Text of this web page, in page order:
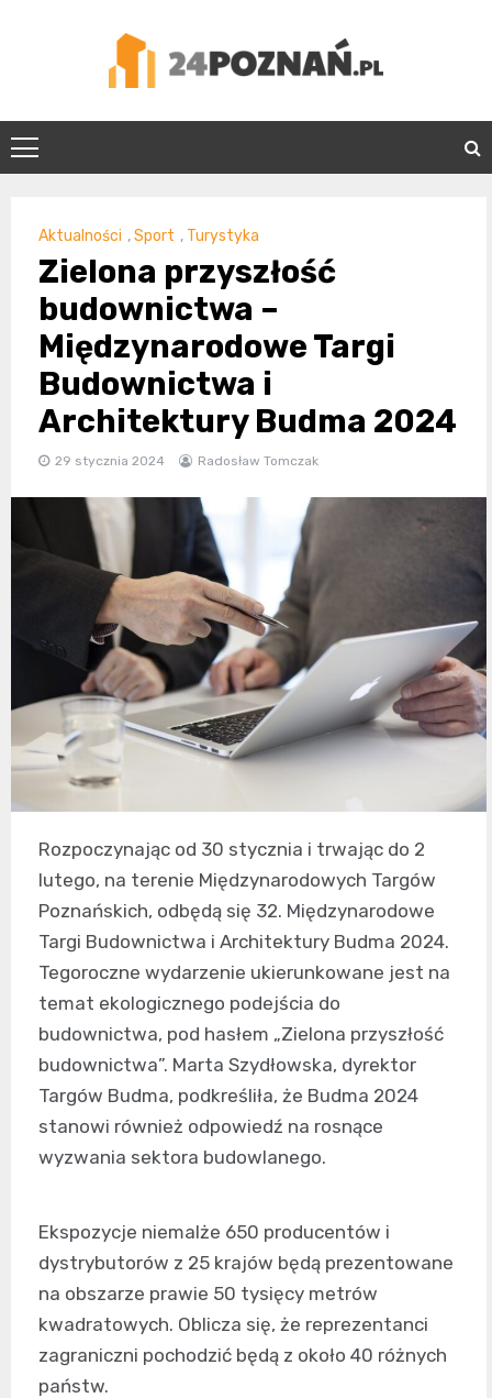
24Poznań.pl
Aktualności ,Sport , Turystyka
Zielona przyszłość
budownictwa –
Międzynarodowe Targi
Budownictwa i
Architektury Budma 2024
29 stycznia 2024 Radosław Tomczak
Rozpoczynając od 30 stycznia i trwając do 2
lutego, na terenie Międzynarodowych Targów
Poznańskich, odbędą się 32. Międzynarodowe
Targi Budownictwa i Architektury Budma 2024.
Tegoroczne wydarzenie ukierunkowane jest na
temat ekologicznego podejścia do
budownictwa, pod hasłem „Zielona przyszłość
budownictwa”. Marta Szydłowska, dyrektor
Targów Budma, podkreśliła, że Budma 2024
stanowi również odpowiedź na rosnące
wyzwania sektora budowlanego.
Ekspozycje niemalże 650 producentów i
dystrybutorów z 25 krajów będą prezentowane
na obszarze prawie 50 tysięcy metrów
kwadratowych. Oblicza się, że reprezentanci
zagraniczni pochodzić będą z około 40 różnych
państw.